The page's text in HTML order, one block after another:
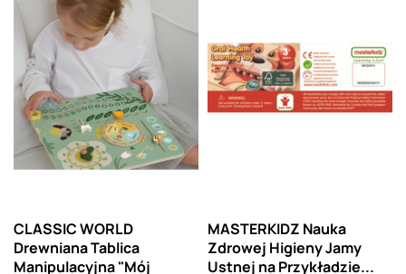
CLASSIC WORLD
Drewniana Tablica
Manipulacyjna "Mój
MASTERKIDZ Nauka
Zdrowej Higieny Jamy
Ustnej na Przykładzie...